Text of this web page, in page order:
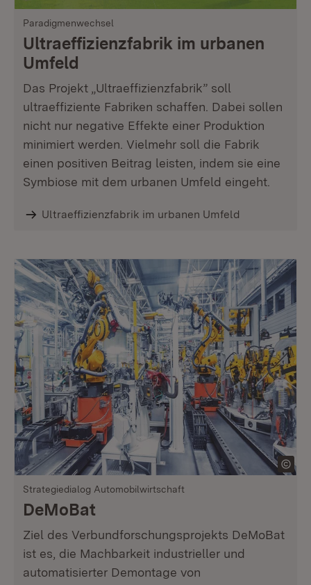
Paradigmenwechsel
Ultraeffizienzfabrik im urbanen
Umfeld
Das Projekt „Ultraeffizienzfabrik” soll
ultraeffiziente Fabriken schaffen. Dabei sollen
nicht nur negative Effekte einer Produktion
minimiert werden. Vielmehr soll die Fabrik
einen positiven Beitrag leisten, indem sie eine
Symbiose mit dem urbanen Umfeld eingeht.
Ultraeffizienzfabrik im urbanen Umfeld
Strategiedialog Automobilwirtschaft
DeMoBat
Ziel des Verbundforschungsprojekts DeMoBat
ist es, die Machbarkeit industrieller und
automatisierter Demontage von